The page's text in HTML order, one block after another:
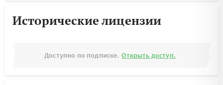
Исторические лицензии
Доступно по подписке. Открыть доступ.